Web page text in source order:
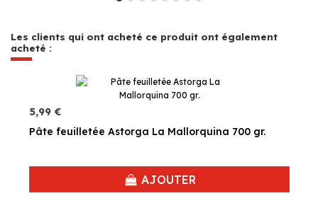
Les clients qui ont acheté ce produit ont également
acheté :
5,99 €
Pâte feuilletée Astorga La Mallorquina 700 gr.
AJOUTER